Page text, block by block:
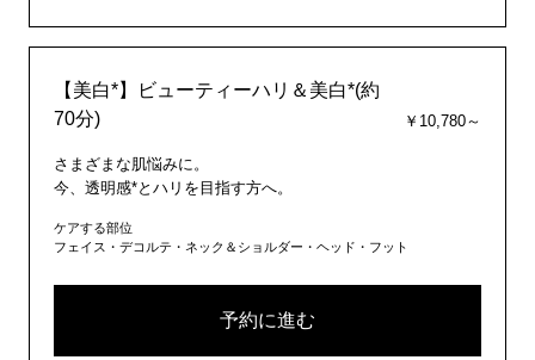
【美白*】ビューティーハリ＆美白*(約
70分)
￥10,780～
さまざまな肌悩みに。
今、透明感*とハリを目指す方へ。
ケアする部位
フェイス・デコルテ・ネック＆ショルダー・ヘッド・フット
予約に進む